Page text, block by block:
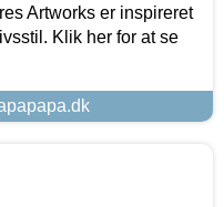
Artworks er inspireret
Klik her for at se